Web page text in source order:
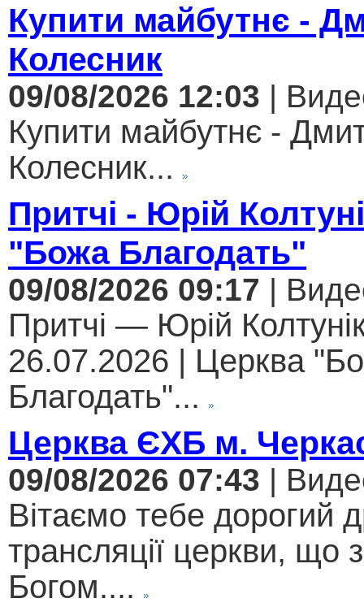
Купити майбутнє -
Колесник
09/08/2026 12:03 |
Купити майбутнє -
Колесник...
Притчі - Юрій
"Божа Благодать"
09/08/2026 09:17 |
Притчі — Юрій
26.07.2026 | Церква
Благодать"...
Церква ЄХБ м.
09/08/2026 07:43 |
Вітаємо тебе дорогий
трансляції церкви, що
Богом....